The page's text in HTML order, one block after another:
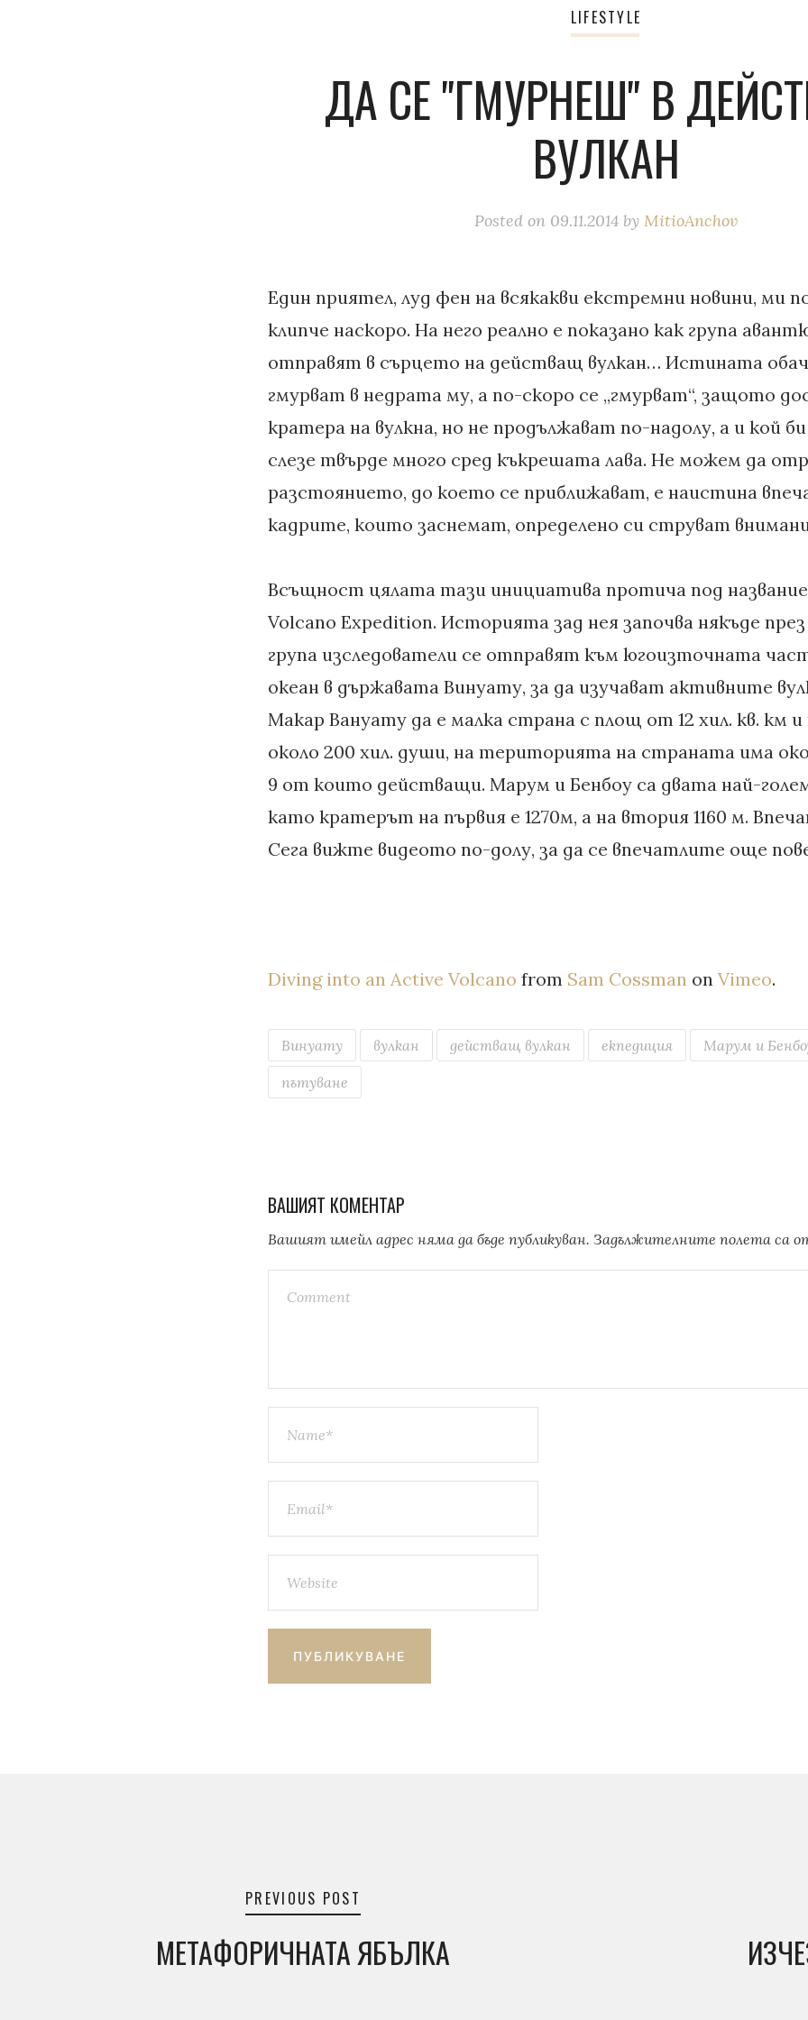
LIFESTYLE
ДА СЕ "ГМУРНЕШ" В
ВУЛКАН
Posted on 09.11.2014 by MitioAnchov
Един приятел, луд фен на всякакви екстремни новини, ми
клипче наскоро. На него реално е показано как група
отправят в сърцето на действащ вулкан… Истината
гмурват в недрата му, а по-скоро се „гмурват“, защото
кратера на вулкна, но не продължават по-надолу, а и кой
слезе твърде много сред къкрешата лава. Не можем да
разстоянието, до което се приближават, е наистина
кадрите, които заснемат, определено си струват
Всъщност цялата тази инициатива протича под
Volcano Expedition. Историята зад нея започва някъде през
група изследователи се отправят към югоизточната
океан в държавата Винуату, за да изучават активните
Макар Вануату да е малка страна с площ от 12 хил. кв. км и
около 200 хил. души, на територията на страната има
9 от които действащи. Марум и Бенбоу са двата най-
като кратерът на първия е 1270м, а на втория 1160 м.
Сега вижте видеото по-долу, за да се впечатлите още
Diving into an Active Volcano from Sam Cossman on Vimeo.
Винуату вулкан действащ вулкан екпедиция Марум и
пътуване
ВАШИЯТ КОМЕНТАР
Вашият имейл адрес няма да бъде публикуван. Задължителните полета са
PREVIOUS POST
МЕТАФОРИЧНАТА ЯБЪЛКА